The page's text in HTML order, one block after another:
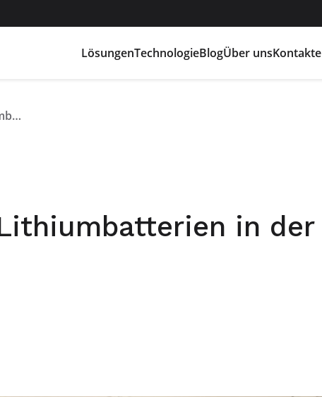
LösungenTechnologieBlogÜber unsKontakte
Thema Flash Battery-Lithiumbatterien in der Sendung Dare&Avere
in der